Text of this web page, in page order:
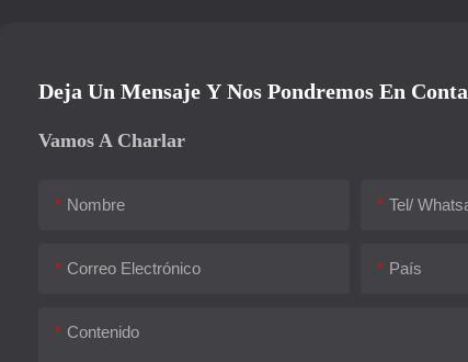
Deja Un Mensaje Y Nos Pondremos En
Vamos A Charlar
Nombre Tel/
Correo Electrónico País
Contenido